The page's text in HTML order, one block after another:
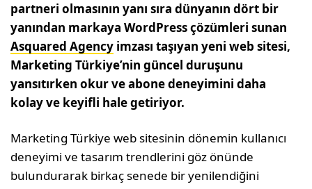
partneri olmasının yanı sıra dünyanın dört bir
yanından markaya WordPress çözümleri sunan
Asquared Agency imzası taşıyan yeni web sitesi,
Marketing Türkiye’nin güncel duruşunu
yansıtırken okur ve abone deneyimini daha
kolay ve keyifli hale getiriyor.
Marketing Türkiye web sitesinin dönemin kullanıcı
deneyimi ve tasarım trendlerini göz önünde
bulundurarak birkaç senede bir yenilendiğini